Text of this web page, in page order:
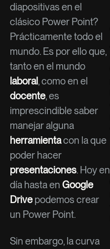
diapositivas en el
clásico Power Point?
Prácticamente todo el
mundo. Es por ello que,
tanto en el mundo
laboral, como en el
docente, es
imprescindible saber
manejar alguna
herramientacon la que
poder hacer
presentaciones. Hoy en
día hasta en Google
Drive podemos crear
un Power Point.
Sin embargo, la curva